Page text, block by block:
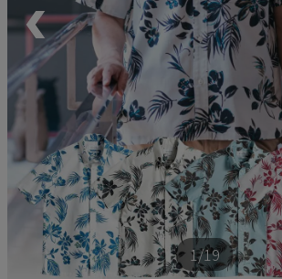
新商品
再入荷商品
アウトレット
サイズから探す
レーベルから探す
1/19